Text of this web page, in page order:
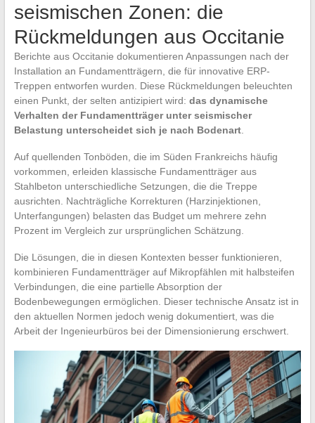
seismischen Zonen: die
Rückmeldungen aus Occitanie
Berichte aus Occitanie dokumentieren Anpassungen nach der
Installation an Fundamentträgern, die für innovative ERP-
Treppen entworfen wurden. Diese Rückmeldungen beleuchten
einen Punkt, der selten antizipiert wird: das dynamische
Verhalten der Fundamentträger unter seismischer
Belastung unterscheidet sich je nach Bodenart.
Auf quellenden Tonböden, die im Süden Frankreichs häufig
vorkommen, erleiden klassische Fundamentträger aus
Stahlbeton unterschiedliche Setzungen, die die Treppe
ausrichten. Nachträgliche Korrekturen (Harzinjektionen,
Unterfangungen) belasten das Budget um mehrere zehn
Prozent im Vergleich zur ursprünglichen Schätzung.
Die Lösungen, die in diesen Kontexten besser funktionieren,
kombinieren Fundamentträger auf Mikropfählen mit halbsteifen
Verbindungen, die eine partielle Absorption der
Bodenbewegungen ermöglichen. Dieser technische Ansatz ist in
den aktuellen Normen jedoch wenig dokumentiert, was die
Arbeit der Ingenieurbüros bei der Dimensionierung erschwert.